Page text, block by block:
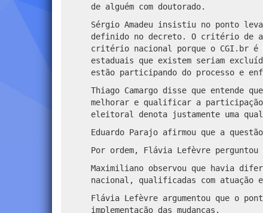
de alguém com doutorado.
Sérgio Amadeu insistiu no ponto
definido no decreto. O critério de
critério nacional porque o CGI.br é
estaduais que existem seriam
estão participando do processo e
Thiago Camargo disse que entende
melhorar e qualificar a
eleitoral denota justamente uma
Eduardo Parajo afirmou que a
Por ordem, Flávia Lefèvre perguntou
Maximiliano observou que havia
nacional, qualificadas com atuação
Flávia Lefèvre argumentou que o
implementação das mudanças.